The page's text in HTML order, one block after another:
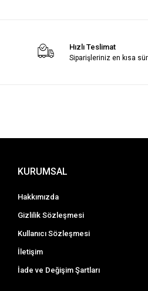
Hızlı Teslimat
Siparişleriniz en kısa
KURUMSAL
Hakkımızda
Gizlilik Sözleşmesi
Kullanıcı Sözleşmesi
İletişim
İade ve Değişim Şartları